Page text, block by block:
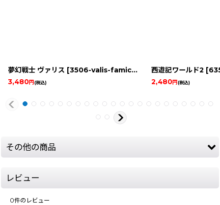
夢幻戦士 ヴァリス [3506-valis-famicom
3,480円(税込)
西遊記ワールド2 [
2,480円(税込)
その他の商品
レビュー
0件のレビュー